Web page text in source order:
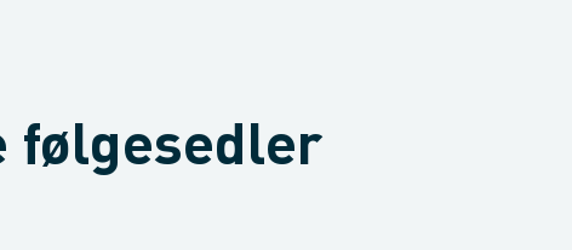
følgesedler